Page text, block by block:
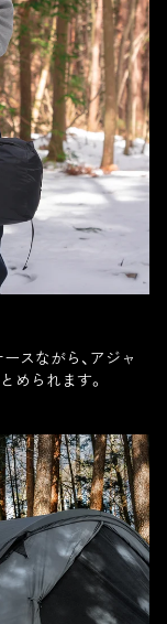
スながら、アジャ
められます。